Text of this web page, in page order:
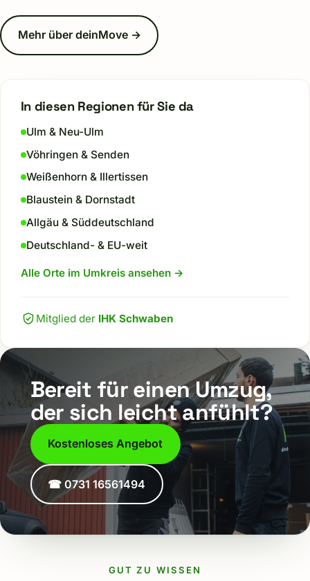
Mehr über deinMove →
In diesen Regionen für Sie da
Ulm & Neu-Ulm
Vöhringen & Senden
Weißenhorn & Illertissen
Blaustein & Dornstadt
Allgäu & Süddeutschland
Deutschland- & EU-weit
Alle Orte im Umkreis ansehen →
Mitglied der IHK Schwaben
Bereit für einen Umzug,
der sich leicht anfühlt?
Kostenloses Angebot
☎ 0731 16561494
GUT ZU WISSEN